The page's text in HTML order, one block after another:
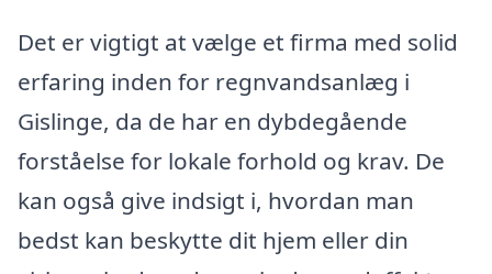
Det er vigtigt at vælge et firma med solid
erfaring inden for regnvandsanlæg i
Gislinge, da de har en dybdegående
forståelse for lokale forhold og krav. De
kan også give indsigt i, hvordan man
bedst kan beskytte dit hjem eller din